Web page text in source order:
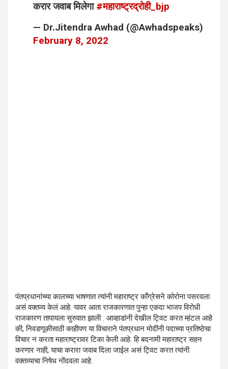
करार जवाब मिलेगा#महाराष्ट्रद्रोही_bjp
— Dr.Jitendra Awhad (@Awhadspeaks)
February 8, 2022
पंतप्रधानांच्या कालच्या भाषणात त्यांनी महाराष्ट्र काँग्रेसने कोरोना पसरवला
असं वक्तव्य केलं आहे. यावर आता राजकारणात पुन्हा एकदा भाजप विरोधी
राजकारण तापायला सुरुवात झाली . आव्हाडांनी देखील ट्विट करत म्हंटल आहे
की, निवडणूकीसाठी काहीपण या विचाराने पंतप्रधान मोदींनी पदाच्या प्रतिष्ठेचा
विचार न करता महाराष्ट्रावर टिका केली आहे. हि बदनामी महाराष्ट्र सहन
करणार नाही, याचा करारा जवाब दिला जाईल असं ट्विट करत त्यांनी
वक्तव्याचा निषेध नोंदवला आहे.